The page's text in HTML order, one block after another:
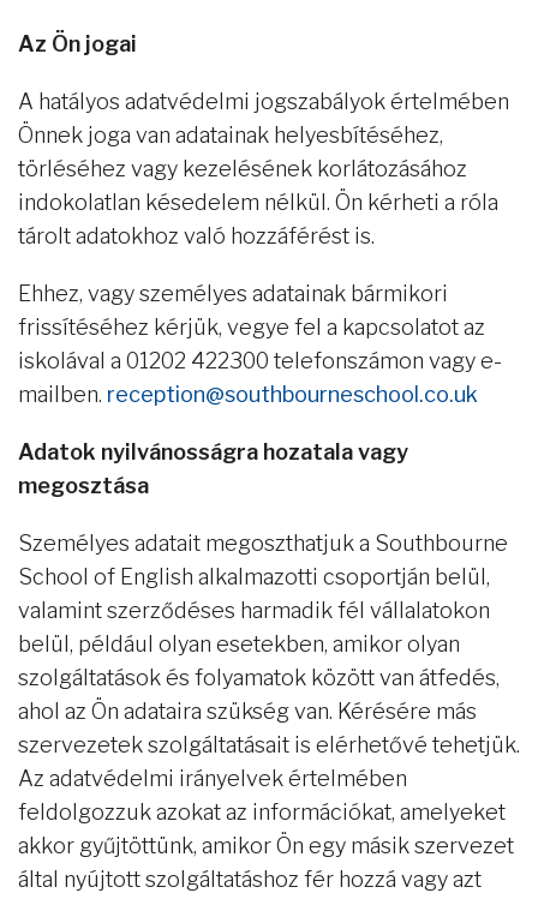
Az Ön jogai
A hatályos adatvédelmi jogszabályok értelmében
Önnek joga van adatainak helyesbítéséhez,
törléséhez vagy kezelésének korlátozásához
indokolatlan késedelem nélkül. Ön kérheti a róla
tárolt adatokhoz való hozzáférést is.
Ehhez, vagy személyes adatainak bármikori
frissítéséhez kérjük, vegye fel a kapcsolatot az
iskolával a 01202 422300 telefonszámon vagy e-
mailben. reception@southbourneschool.co.uk
Adatok nyilvánosságra hozatala vagy
megosztása
Személyes adatait megoszthatjuk a Southbourne
School of English alkalmazotti csoportján belül,
valamint szerződéses harmadik fél vállalatokon
belül, például olyan esetekben, amikor olyan
szolgáltatások és folyamatok között van átfedés,
ahol az Ön adataira szükség van. Kérésére más
szervezetek szolgáltatásait is elérhetővé tehetjük.
Az adatvédelmi irányelvek értelmében
feldolgozzuk azokat az információkat, amelyeket
akkor gyűjtöttünk, amikor Ön egy másik szervezet
által nyújtott szolgáltatáshoz fér hozzá vagy azt